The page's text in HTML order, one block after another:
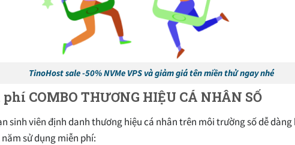
TinoHost sale -50% NVMe VPS và giảm giá tên miền thử ngay nhé
COMBO THƯƠNG HIỆU CÁ NHÂN SỐ
sinh viên định danh thương hiệu cá nhân trên môi trường số dễ
năm sử dụng miễn phí: